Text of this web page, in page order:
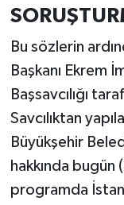
Bu sözlerin
Başkanı Ekrem
Başsavcılığı
Savcılıktan
Büyükşehir
hakkında
programda